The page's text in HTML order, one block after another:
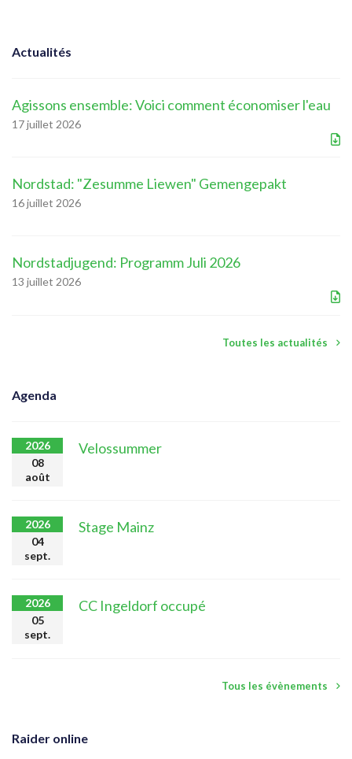
Actualités
Agissons ensemble: Voici comment économiser l'eau
17 juillet 2026
Nordstad: "Zesumme Liewen" Gemengepakt
16 juillet 2026
Nordstadjugend: Programm Juli 2026
13 juillet 2026
Toutes les actualités
Agenda
2026
08
août
Velossummer
2026
04
sept.
Stage Mainz
2026
05
sept.
CC Ingeldorf occupé
Tous les évènements
Raider online